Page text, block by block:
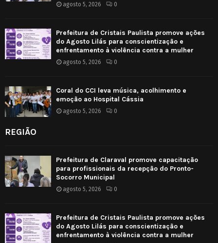
agosto 5, 2026 0
Prefeitura de Cristais Paulista promove ações
do Agosto Lilás para conscientização e
enfrentamento à violência contra a mulher
agosto 5, 2026 0
Coral do CCI leva música, acolhimento e
emoção ao Hospital Cássia
agosto 5, 2026 0
REGIÃO
Prefeitura de Claraval promove capacitação
para profissionais da recepção do Pronto-
Socorro Municipal
agosto 5, 2026 0
Prefeitura de Cristais Paulista promove ações
do Agosto Lilás para conscientização e
enfrentamento à violência contra a mulher